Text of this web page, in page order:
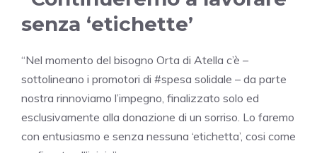
senza ‘etichette’
“Nel momento del bisogno Orta di Atella c’è –
sottolineano i promotori di #spesa solidale – da parte
nostra rinnoviamo l’impegno, finalizzato solo ed
esclusivamente alla donazione di un sorriso. Lo faremo
con entusiasmo e senza nessuna ‘etichetta’, cosi come